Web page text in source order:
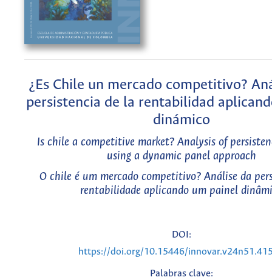
¿Es Chile un mercado competitivo?
persistencia de la rentabilidad
dinámico
Is chile a competitive market? Analysis of
using a dynamic panel approach
O chile é um mercado competitivo? Análise da
rentabilidade aplicando um painel
DOI:
https://doi.org/10.15446/
Palabras clave: